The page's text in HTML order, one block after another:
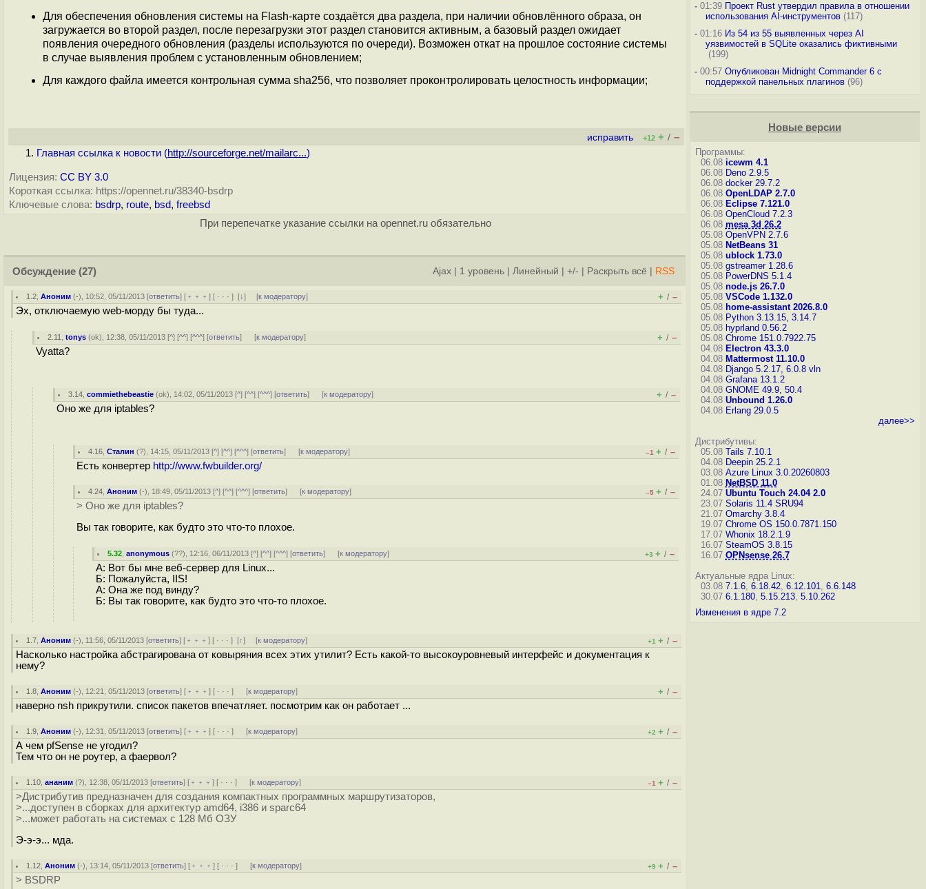
Для обеспечения обновления системы на Flash-карте создаётся два раздела, при наличии обновлённого образа, он
загружается во второй раздел, после перезагрузки этот раздел становится активным, а базовый раздел ожидает
появления очередного обновления (разделы используются по очереди). Возможен откат на прошлое состояние системы
в случае выявления проблем с установленным обновлением;
Для каждого файла имеется контрольная сумма sha256, что позволяет проконтролировать целостность информации;
исправить +12 + / –
Главная ссылка к новости (http://sourceforge.net/mailarc...)
Лицензия: CC BY 3.0
Короткая ссылка: https://opennet.ru/38340-bsdrp
Ключевые слова: bsdrp, route, bsd, freebsd
При перепечатке указание ссылки на opennet.ru обязательно
Обсуждение (27) Ajax 1 уровень Линейный +/- Раскрыть всё RSS
1.2 ,Аноним (-), 10:52, 05/11/2013 [ответить] [ ﹢﹢﹢] [ · · ·][↓] [к модератору] + / –
Эх, отключаемую web-морду бы туда...
2.11 ,tonys (ok), 12:38, 05/11/2013 [^] [^^] [^^^] [ответить] [к модератору] + / –
Vyatta?
3.14 ,commiethebeastie (ok), 14:02, 05/11/2013 [^] [^^] [^^^] [ответить] [к модератору] + / –
Оно же для iptables?
4.16 ,Сталин (?), 14:15, 05/11/2013 [^] [^^] [^^^] [ответить] [к модератору] –1 + / –
Есть конвертер http://www.fwbuilder.org/
4.24 ,Аноним (-), 18:49, 05/11/2013 [^] [^^] [^^^] [ответить] [к модератору] –5 + / –
> Оно же для iptables?
Вы так говорите, как будто это что-то плохое.
5.32 ,anonymous (??), 12:16, 06/11/2013 [^] [^^] [^^^] [ответить] [к модератору] +3 + / –
А: Вот бы мне веб-сервер для Linux...
Б: Пожалуйста, IIS!
А: Она же под винду?
Б: Вы так говорите, как будто это что-то плохое.
1.7 ,Аноним (-), 11:56, 05/11/2013 [ответить] [ ﹢﹢﹢] [ · · ·][↑] [к модератору] +1 + / –
Насколько настройка абстрагирована от ковыряния всех этих утилит? Есть какой-то высокоуровневый интерфейс и документация к
нему?
1.8 ,Аноним (-), 12:21, 05/11/2013 [ответить] [ ﹢﹢﹢] [ · · ·] [к модератору] + / –
наверно nsh прикрутили. список пакетов впечатляет. посмотрим как он работает ...
1.9 ,Аноним (-), 12:31, 05/11/2013 [ответить] [ ﹢﹢﹢] [ · · ·] [к модератору] +2 + / –
А чем pfSense не угодил?
Тем что он не роутер, а фаервол?
1.10 ,ананим (?), 12:38, 05/11/2013 [ответить] [ ﹢﹢﹢] [ · · ·] [к модератору] –1 + / –
>Дистрибутив предназначен для создания компактных программных маршрутизаторов,
>...доступен в сборках для архитектур amd64, i386 и sparc64
>...может работать на системах с 128 Мб ОЗУ
Э-э-э... мда.
1.12 ,Аноним (-), 13:14, 05/11/2013 [ответить] [ ﹢﹢﹢] [ · · ·] [к модератору] +9 + / –
> BSDRP
-01:39 Проект Rust утвердил правила в отношении
использования AI-инструментов(117)
-01:16 Из 54 из 55 выявленных через AI
уязвимостей в SQLite оказались фиктивными
(199)
-00:57 Опубликован Midnight Commander 6 c
поддержкой панельных плагинов(96)
Новые версии
Программы:
06.08 icewm 4.1
06.08 Deno 2.9.5
06.08 docker 29.7.2
06.08 OpenLDAP 2.7.0
06.08 Eclipse 7.121.0
06.08 OpenCloud 7.2.3
06.08 mesa 3d 26.2
05.08 OpenVPN 2.7.6
05.08 NetBeans 31
05.08 ublock 1.73.0
05.08 gstreamer 1.28.6
05.08 PowerDNS 5.1.4
05.08 node.js 26.7.0
05.08 VSCode 1.132.0
05.08 home-assistant 2026.8.0
05.08 Python 3.13.15, 3.14.7
05.08 hyprland 0.56.2
05.08 Chrome 151.0.7922.75
04.08 Electron 43.3.0
04.08 Mattermost 11.10.0
04.08 Django 5.2.17, 6.0.8 vln
04.08 Grafana 13.1.2
04.08 GNOME 49.9, 50.4
04.08 Unbound 1.26.0
04.08 Erlang 29.0.5
далее>>
Дистрибутивы:
05.08 Tails 7.10.1
04.08 Deepin 25.2.1
03.08 Azure Linux 3.0.20260803
01.08 NetBSD 11.0
24.07 Ubuntu Touch 24.04 2.0
23.07 Solaris 11.4 SRU94
21.07 Omarchy 3.8.4
19.07 Chrome OS 150.0.7871.150
17.07 Whonix 18.2.1.9
16.07 SteamOS 3.8.15
16.07 OPNsense 26.7
Актуальные ядра Linux:
03.08 7.1.6, 6.18.42, 6.12.101, 6.6.148
30.07 6.1.180, 5.15.213, 5.10.262
Изменения в ядре 7.2